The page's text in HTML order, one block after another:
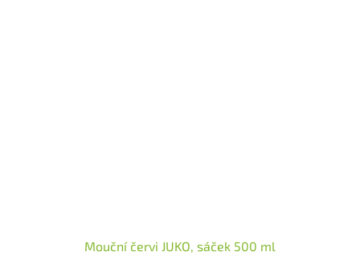
Mouční červi JUKO, sáček 500 ml